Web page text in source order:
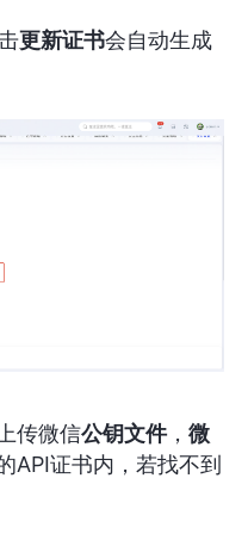
更新证书会自动生成
传微信公钥文件， 微
API证书内，若找不到